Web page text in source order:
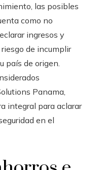
las posibles
como no
ingresos y
de incumplir
país de origen.
Panama,
integral para aclarar
en el